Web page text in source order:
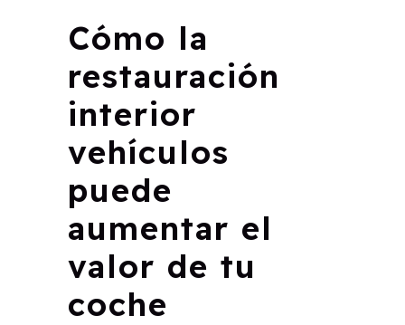
Cómo la
restauración
interior
vehículos
puede
aumentar el
valor de tu
coche